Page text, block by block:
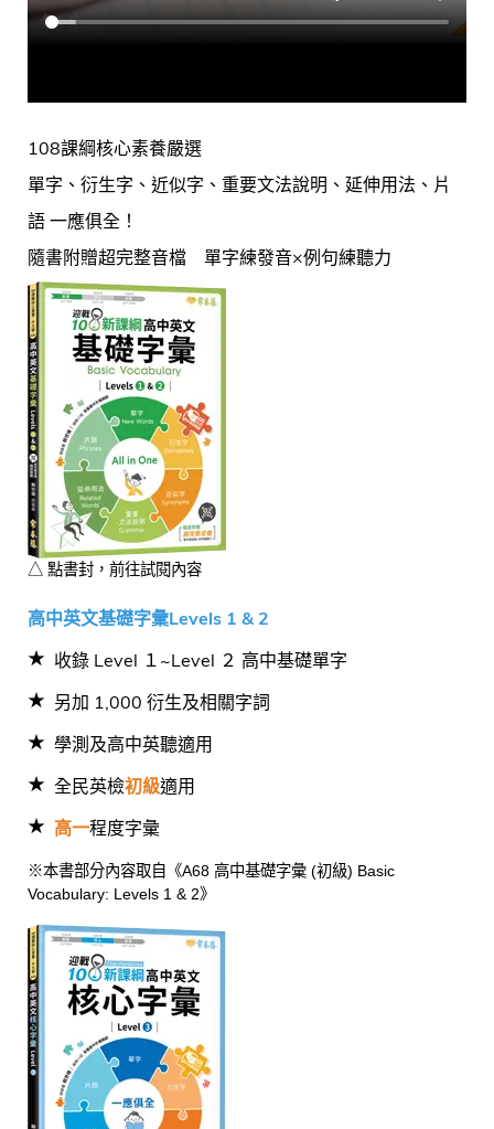
108課綱核心素養嚴選
單字、衍生字、近似字、重要文法說明、延伸用法、片
語 一應俱全！
隨書附贈超完整音檔 單字練發音×例句練聽力
△ 點書封，前往試閱內容
高中英文基礎字彙Levels 1 & 2
收錄 Level １~Level ２ 高中基礎單字
另加 1,000 衍生及相關字詞
學測及高中英聽適用
全民英檢初級適用
高一程度字彙
※本書部分內容取自《A68 高中基礎字彙 (初級) Basic
Vocabulary: Levels 1 & 2》